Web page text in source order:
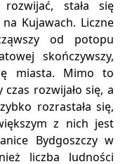
stała się
Kujawach. Liczne
od potopu
skończywszy,
miasta. Mimo to
rozwijało się, a
rozrastała się,
z nich jest
Bydgoszczy w
liczba ludności